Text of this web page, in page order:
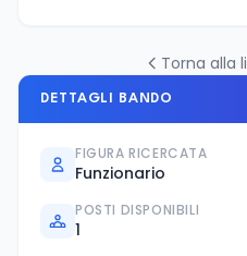
Torna alla
DETTAGLI BANDO
FIGURA RICERCATA
Funzionario
POSTI DISPONIBILI
1